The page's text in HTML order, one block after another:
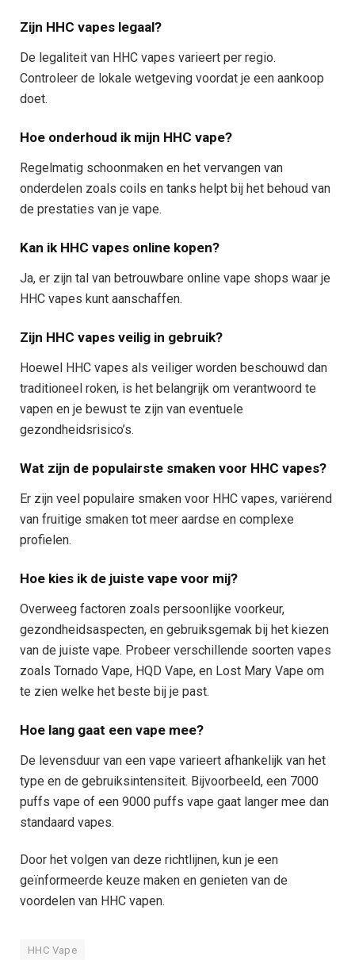
Zijn HHC vapes legaal?
De legaliteit van HHC vapes varieert per regio.
Controleer de lokale wetgeving voordat je een aankoop
doet.
Hoe onderhoud ik mijn HHC vape?
Regelmatig schoonmaken en het vervangen van
onderdelen zoals coils en tanks helpt bij het behoud van
de prestaties van je vape.
Kan ik HHC vapes online kopen?
Ja, er zijn tal van betrouwbare online vape shops waar je
HHC vapes kunt aanschaffen.
Zijn HHC vapes veilig in gebruik?
Hoewel HHC vapes als veiliger worden beschouwd dan
traditioneel roken, is het belangrijk om verantwoord te
vapen en je bewust te zijn van eventuele
gezondheidsrisico’s.
Wat zijn de populairste smaken voor HHC vapes?
Er zijn veel populaire smaken voor HHC vapes, variërend
van fruitige smaken tot meer aardse en complexe
profielen.
Hoe kies ik de juiste vape voor mij?
Overweeg factoren zoals persoonlijke voorkeur,
gezondheidsaspecten, en gebruiksgemak bij het kiezen
van de juiste vape. Probeer verschillende soorten vapes
zoals Tornado Vape, HQD Vape, en Lost Mary Vape om
te zien welke het beste bij je past.
Hoe lang gaat een vape mee?
De levensduur van een vape varieert afhankelijk van het
type en de gebruiksintensiteit. Bijvoorbeeld, een 7000
puffs vape of een 9000 puffs vape gaat langer mee dan
standaard vapes.
Door het volgen van deze richtlijnen, kun je een
geïnformeerde keuze maken en genieten van de
voordelen van HHC vapen.
HHC Vape